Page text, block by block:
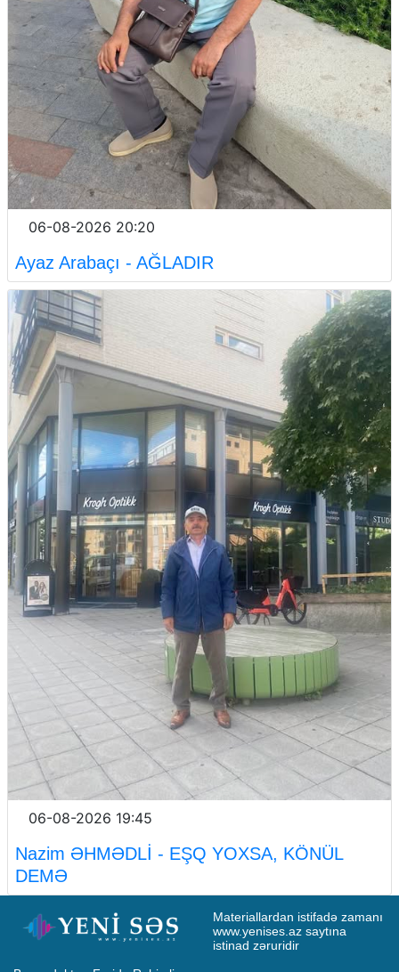
06-08-2026 20:20
Ayaz Arabaçı - AĞLADIR
06-08-2026 19:45
Nazim ƏHMƏDLİ - EŞQ YOXSA, KÖNÜL
DEMƏ
Materiallardan istifadə zamanı
www.yenises.az saytına
istinad zəruridir